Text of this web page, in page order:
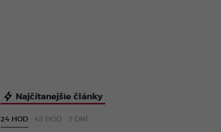
Najčítanejšie články
24 HOD 48 HOD 7 DNÍ